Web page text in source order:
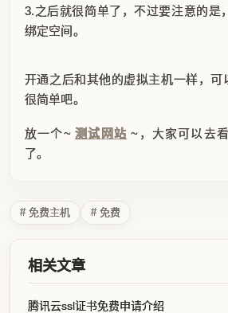
3.之后就很简单了，不过要注意的是
绑定空间。
开通之后和其他的虚拟主机一样，可
很简单吧。
放一个~测试网站 ~，大家可以去
了。
# 免费主机 # 免费
相关文章
腾讯云ssl证书免费申请介绍